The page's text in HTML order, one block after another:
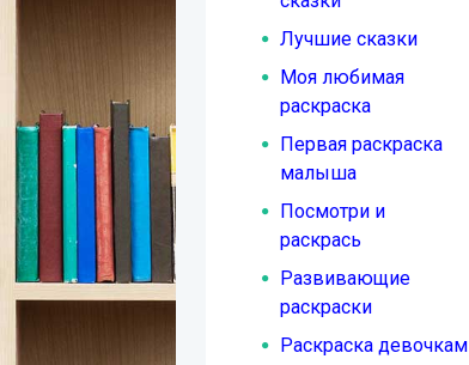
Лучшие сказки
Моя любимая
раскраска
Первая раскраска
малыша
Посмотри и
раскрась
Развивающие
раскраски
Раскраска девочкам